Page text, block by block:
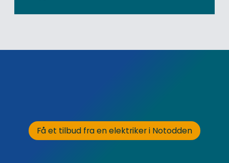
Få et tilbud fra en elektriker i Notodden